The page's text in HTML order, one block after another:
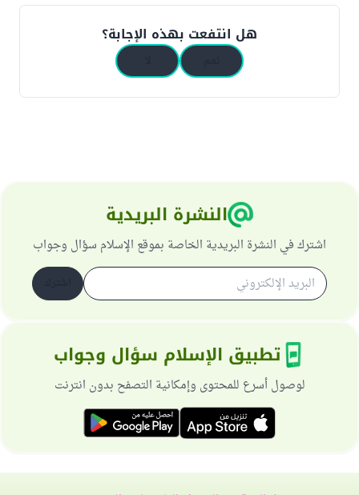
هل انتفعت بهذه الإجابة؟
النشرة البريدية
اشترك في النشرة البريدية الخاصة بموقع الإسلام سؤال وجواب
تطبيق الإسلام سؤال وجواب
لوصول أسرع للمحتوى وإمكانية التصفح بدون انترنت